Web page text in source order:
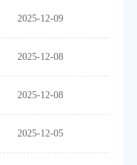
2025-12-09
2025-12-08
2025-12-08
2025-12-05